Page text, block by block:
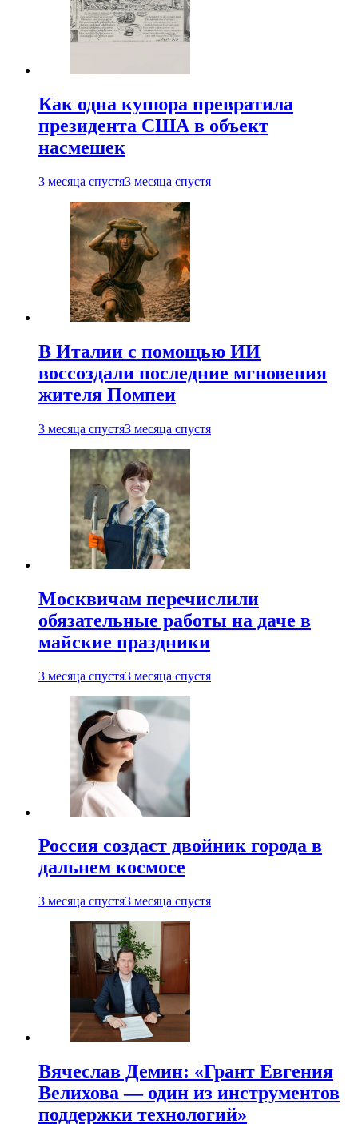
Как одна купюра превратила
президента США в объект
насмешек
3 месяца спустя3 месяца спустя
В Италии с помощью ИИ
воссоздали последние мгновения
жителя Помпеи
3 месяца спустя3 месяца спустя
Москвичам перечислили
обязательные работы на даче в
майские праздники
3 месяца спустя3 месяца спустя
Россия создаст двойник города в
дальнем космосе
3 месяца спустя3 месяца спустя
Вячеслав Демин: «Грант Евгения
Велихова — один из инструментов
поддержки технологий»